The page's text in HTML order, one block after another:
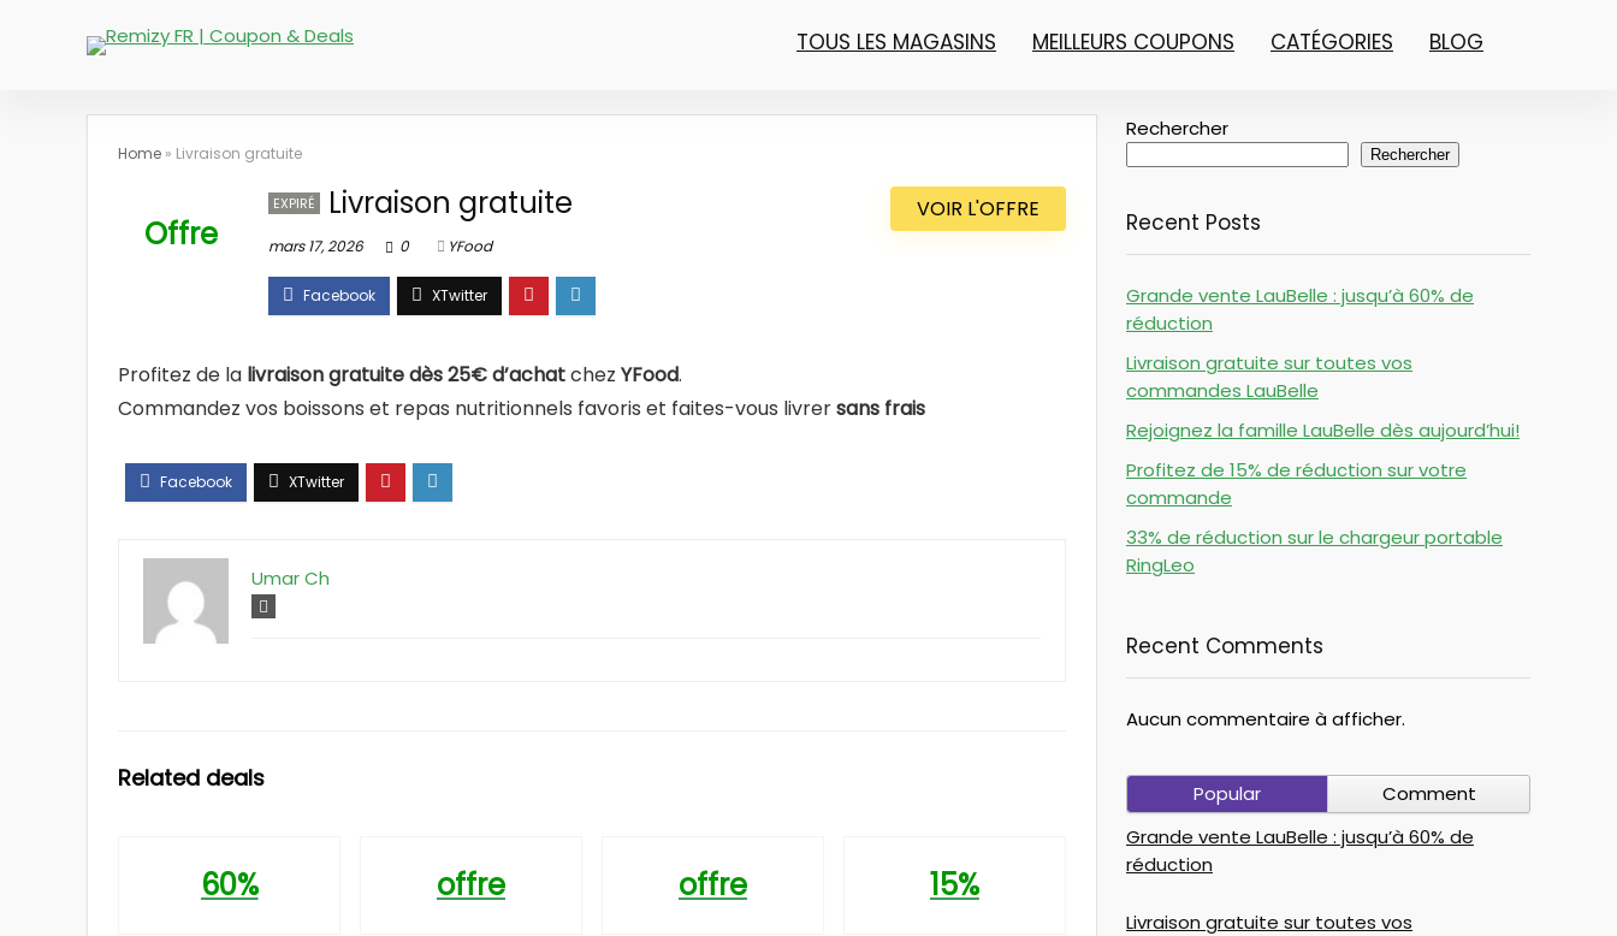
TOUS LES MAGASINS MEILLEURS COUPONS CATÉGORIES BLOG
Home » Livraison gratuite
Offre
EXPIRÉ Livraison gratuite
mars 17, 2026 0 YFood
VOIR L'OFFRE
Profitez de la livraison gratuite dès 25€ d’achatchez YFood.
Commandez vos boissons et repas nutritionnels favoris et faites-vous livrersans frais
Umar Ch
Related deals
60% offre offre 15%
Rechercher
Rechercher
Recent Posts
Grande vente LauBelle : jusqu’à 60% de
réduction
Livraison gratuite sur toutes vos
commandes LauBelle
Rejoignez la famille LauBelle dès aujourd’hui!
Profitez de 15% de réduction sur votre
commande
33% de réduction sur le chargeur portable
RingLeo
Recent Comments
Aucun commentaire à afficher.
Popular
Comment
Grande vente LauBelle : jusqu’à 60% de
réduction
Livraison gratuite sur toutes vos